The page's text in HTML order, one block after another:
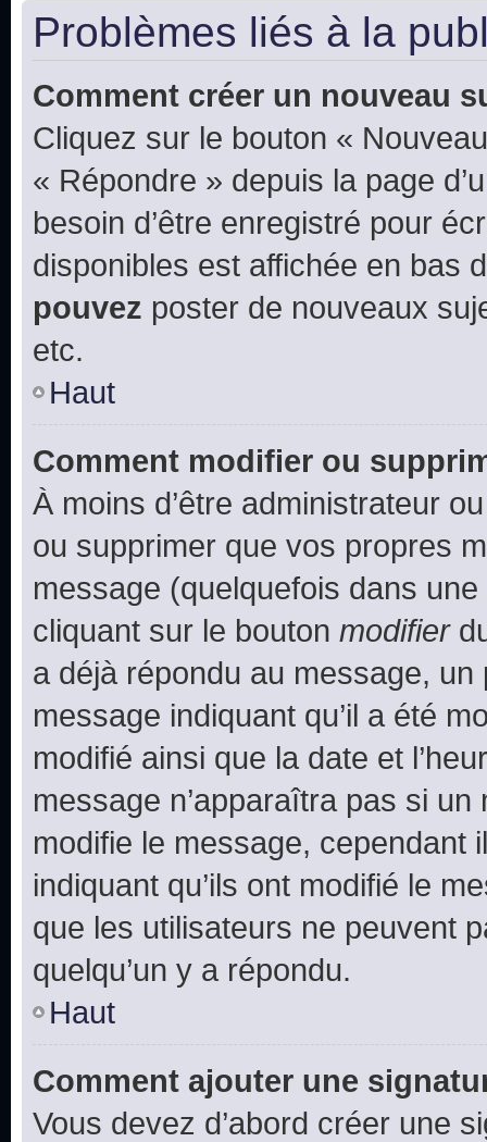
Problèmes liés à la
Comment créer un nouveau
Cliquez sur le bouton «
« Répondre » depuis la page
besoin d’être enregistré pour
disponibles est affichée en bas
pouvez poster de nouveaux
etc.
Haut
Comment modifier ou
À moins d’être administrateur
ou supprimer que vos propres
message (quelquefois dans
cliquant sur le bouton modifier
a déjà répondu au message, un
message indiquant qu’il a été
modifié ainsi que la date et
message n’apparaîtra pas si
modifie le message, cependant
indiquant qu’ils ont modifié le
que les utilisateurs ne peuvent
quelqu’un y a répondu.
Haut
Comment ajouter une
Vous devez d’abord créer une